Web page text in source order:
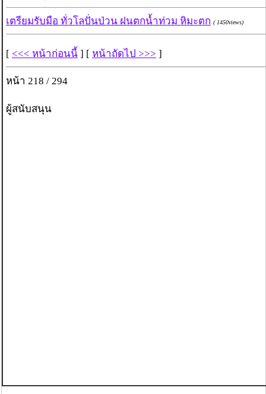
เตรียมรับมือ ทั่วโลปั่นป่วน ฝนตกน้ำท่วม หิมะตก ( 1450views)
[ <<< หน้าก่อนนี้ ] [ หน้าถัดไป >>> ]
หน้า 218 / 294
ผู้สนับสนุน